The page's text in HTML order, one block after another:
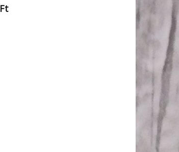
FtÁrtartomány: